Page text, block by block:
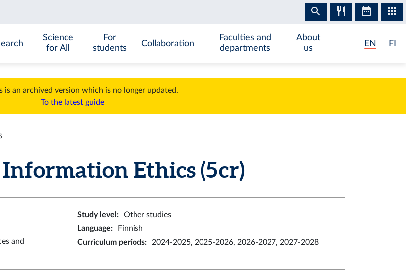
Science
for All
For
students
Collaboration
Faculties and
departments
About
us
EN FI
is an archived version which is no longer updated.
To the latest guide
Ethics (5 cr)
Study level :
Other studies
Language:
Finnish
and
Curriculum periods: 2024-2025, 2025-2026, 2026-2027, 2027-2028